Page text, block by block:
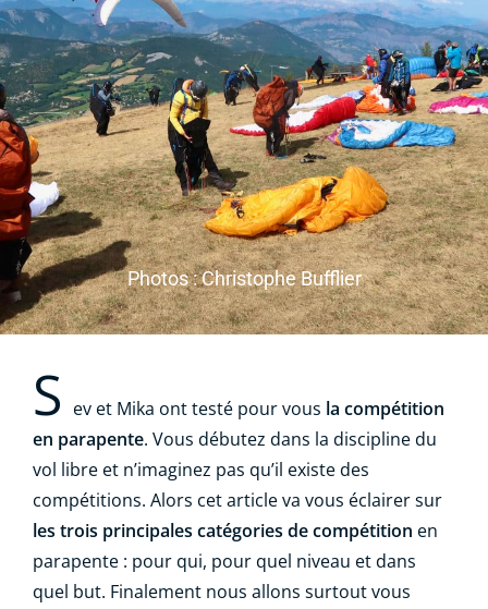
Photos : Christophe Bufflier
S ev et Mika ont testé pour vous la compétition
en parapente. Vous débutez dans la discipline du
vol libre et n’imaginez pas qu’il existe des
compétitions. Alors cet article va vous éclairer sur
les trois principales catégories de compétition en
parapente : pour qui, pour quel niveau et dans
quel but. Finalement nous allons surtout vous